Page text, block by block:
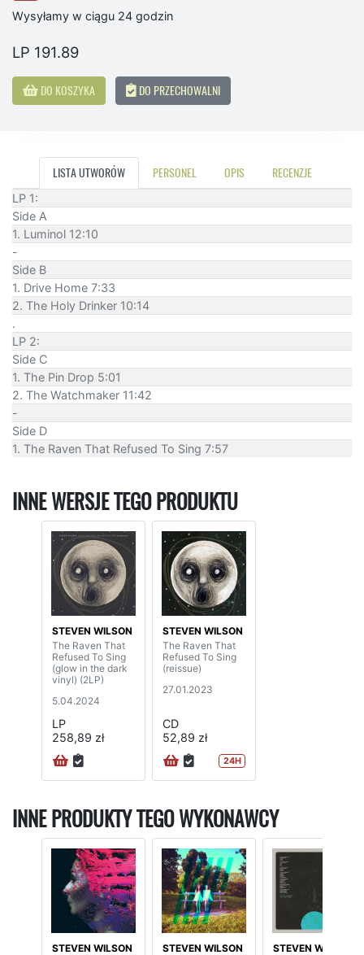
Wysyłamy w ciągu 24 godzin
LP 191.89
DO KOSZYKA DO PRZECHOWALNI
LISTA UTWORÓW PERSONEL OPIS RECENZJE
LP 1:
Side A
1. Luminol 12:10
-
Side B
1. Drive Home 7:33
2. The Holy Drinker 10:14
.
LP 2:
Side C
1. The Pin Drop 5:01
2. The Watchmaker 11:42
-
Side D
1. The Raven That Refused To Sing 7:57
INNE WERSJE TEGO PRODUKTU
STEVEN WILSON
The Raven That
Refused To Sing
(glow in the dark
vinyl) (2LP)
5.04.2024
LP
258,89 zł
STEVEN WILSON
The Raven That
Refused To Sing
(reissue)
27.01.2023
CD
52,89 zł
24H
INNE PRODUKTY TEGO WYKONAWCY
STEVEN WILSON
STEVEN WILSON
STEVEN WILSON